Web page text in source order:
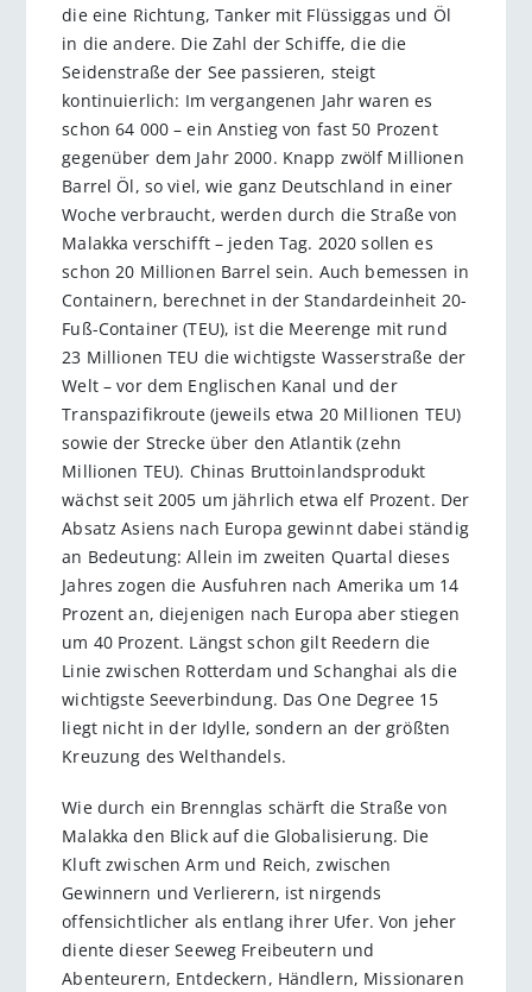
die eine Richtung, Tanker mit Flüssiggas und Öl
in die andere. Die Zahl der Schiffe, die die
Seidenstraße der See passieren, steigt
kontinuierlich: Im vergangenen Jahr waren es
schon 64 000 – ein Anstieg von fast 50 Prozent
gegenüber dem Jahr 2000. Knapp zwölf Millionen
Barrel Öl, so viel, wie ganz Deutschland in einer
Woche verbraucht, werden durch die Straße von
Malakka verschifft – jeden Tag. 2020 sollen es
schon 20 Millionen Barrel sein. Auch bemessen in
Containern, berechnet in der Standardeinheit 20-
Fuß-Container (TEU), ist die Meerenge mit rund
23 Millionen TEU die wichtigste Wasserstraße der
Welt – vor dem Englischen Kanal und der
Transpazifikroute (jeweils etwa 20 Millionen TEU)
sowie der Strecke über den Atlantik (zehn
Millionen TEU). Chinas Bruttoinlandsprodukt
wächst seit 2005 um jährlich etwa elf Prozent. Der
Absatz Asiens nach Europa gewinnt dabei ständig
an Bedeutung: Allein im zweiten Quartal dieses
Jahres zogen die Ausfuhren nach Amerika um 14
Prozent an, diejenigen nach Europa aber stiegen
um 40 Prozent. Längst schon gilt Reedern die
Linie zwischen Rotterdam und Schanghai als die
wichtigste Seeverbindung. Das One Degree 15
liegt nicht in der Idylle, sondern an der größten
Kreuzung des Welthandels.
Wie durch ein Brennglas schärft die Straße von
Malakka den Blick auf die Globalisierung. Die
Kluft zwischen Arm und Reich, zwischen
Gewinnern und Verlierern, ist nirgends
offensichtlicher als entlang ihrer Ufer. Von jeher
diente dieser Seeweg Freibeutern und
Abenteurern, Entdeckern, Händlern, Missionaren